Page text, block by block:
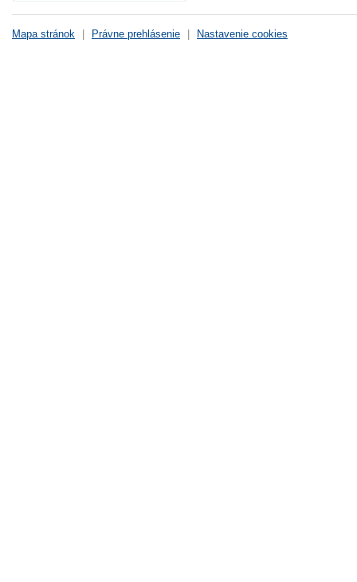
Mapa stránok Právne prehlásenie Nastavenie cookies